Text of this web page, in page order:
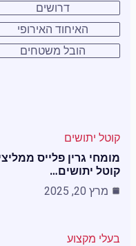
דרושים
האיחוד האירופי
הובל משטחים
קוטל יתושים
מומחי גרין פלייס
קוטל יתושים…
מרץ 20, 2025
בעלי מקצוע